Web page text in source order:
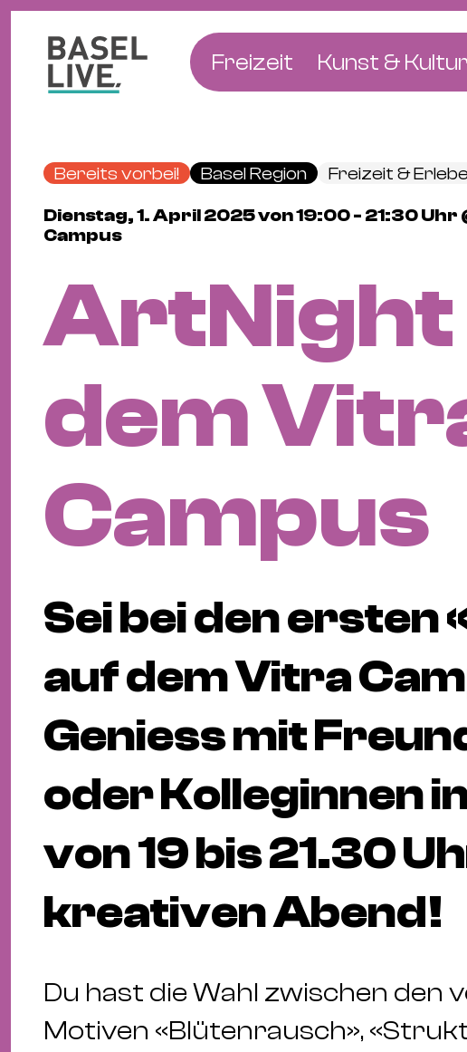
Freizeit
Club & Party
Natur & Parks
Kunst & Kultur
Literatur &
Bereits vorbei! Basel Region Freizeit &
Dienstag, 1. April 2025 von 19:00 - 21:30 Uhr
Campus
ArtNight
dem
Campus
Sei bei den ersten
auf dem Vitra
Geniess mit
oder Kolleginnen
von 19 bis 21.30
kreativen Abend!
Du hast die Wahl zwischen den
Motiven «Blütenrausch»,